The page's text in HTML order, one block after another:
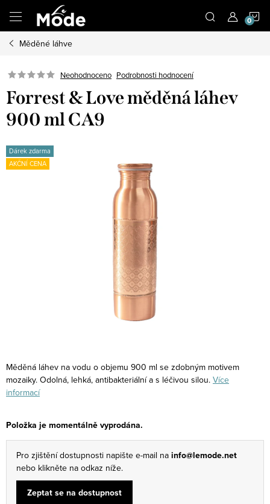
obsah
Měděné láhve
Neohodnoceno Podrobnosti hodnocení
Forrest & Love měděná láhev
900 ml CA9
Dárek zdarma
AKČNÍ CENA
Měděná láhev na vodu o objemu 900 ml se zdobným motivem
mozaiky. Odolná, lehká, antibakteriální a s léčivou silou. Více
informací
Položka je momentálně vyprodána.
Pro zjištění dostupnosti napište e-mail na info@lemode.net
nebo klikněte na odkaz níže.
Zeptat se na dostupnost